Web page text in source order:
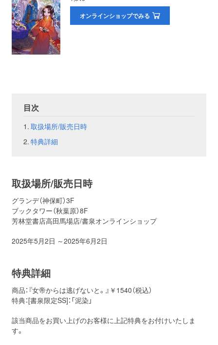
オンラインショップでみる
目次
取扱場所/販売日時
特典詳細
取扱場所/販売日時
グランデ（神保町）3F
ブックタワー（秋葉原）8F
芳林堂書店高田馬場店/書泉オンラインショップ
2025年5月2日 ～2025年6月2日
特典詳細
商品：『女帝からは逃げないと。』￥1540（税込）
特典：[書泉限定SS]：「泥染」
該当商品をお買い上げのお客様に上記特典をお付けいたしま
す。
フェア お知らせ
会社概要